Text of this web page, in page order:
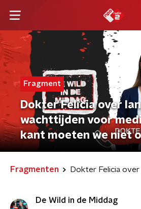
Fragment
Dokter Felicia over
wachttijden voor
kant moeten we niet
Fragmenten
De Wild in de Middag